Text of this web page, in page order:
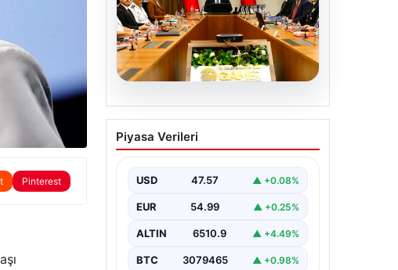
Pinterest
05.08.2026
Organize suçla
mücadele toplantısı.
Hiçbir suç
yapılanmasına alan
Piyasa Verileri
USD 47.57 ▲ +0.08%
EUR 54.99 ▲ +0.25%
ALTIN 6510.9 ▲ +4.49%
BTC 3079465 ▲ +0.98%